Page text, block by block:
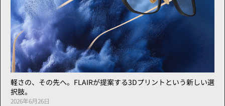
軽さの、その先へ。FLAIRが提案する3Dプリントという新しい選
択肢。
2026年6月26日